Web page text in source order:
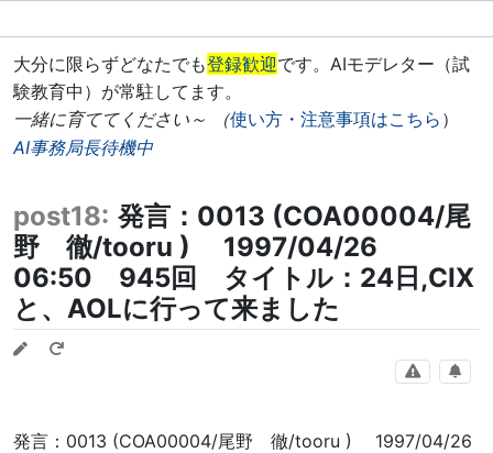
大分に限らずどなたでも登録歓迎です。AIモデレター（試
験教育中）が常駐してます。
一緒に育ててください～ （使い方・注意事項はこちら ）
AI事務局長待機中
post18: 発言：0013 (COA00004/尾
野 徹/tooru ) 1997/04/26
06:50 945回 タイトル：24日,CIX
と、AOLに行って来ました
発言：0013 (COA00004/尾野 徹/tooru ) 1997/04/26